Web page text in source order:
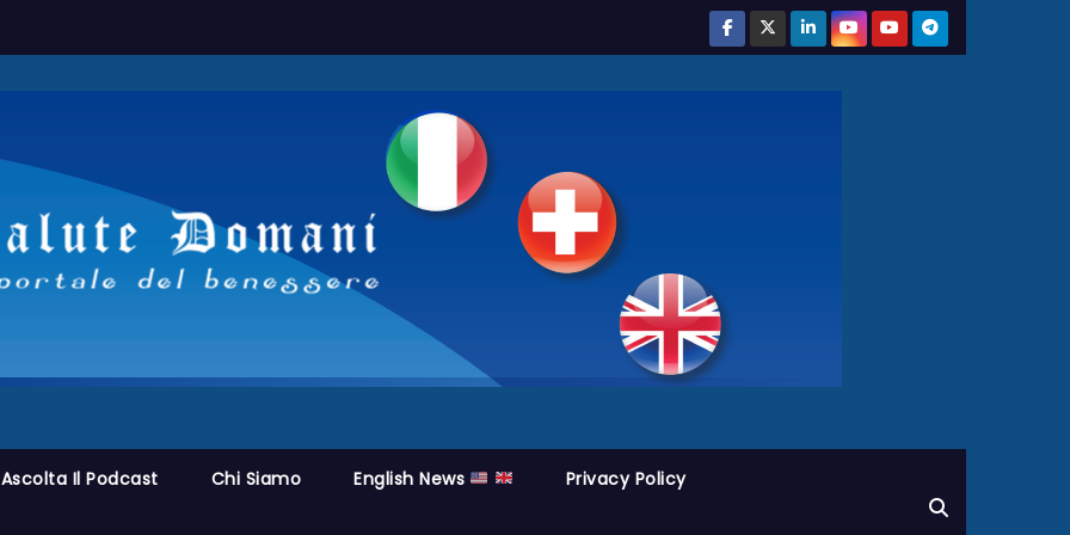
Ascolta Il Podcast Chi Siamo English News Privacy Policy